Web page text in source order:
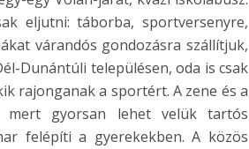
eljutni: táborba, sportversenyre,
várandós gondozásra szállítjuk,
Dunántúli településen, oda is csak
rajonganak a sportért. A zene és a
mert gyorsan lehet velük tartós
felépíti a gyerekekben. A közös